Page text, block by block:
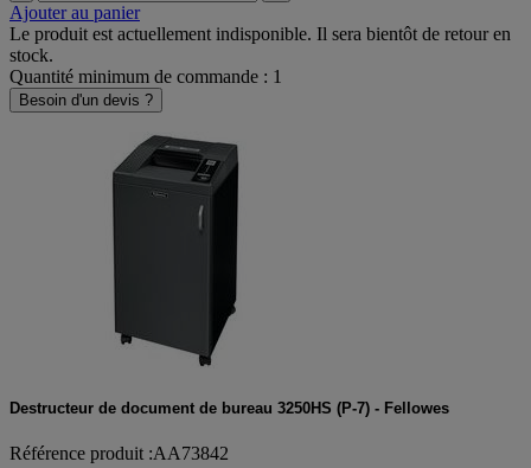
Ajouter au panier
Le produit est actuellement indisponible. Il sera bientôt de retour en
stock.
Quantité minimum de commande : 1
Besoin d'un devis ?
Destructeur de document de bureau 3250HS (P-7) - Fellowes
Référence produit :AA73842